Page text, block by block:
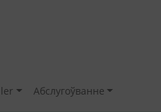
Абслугоўванне